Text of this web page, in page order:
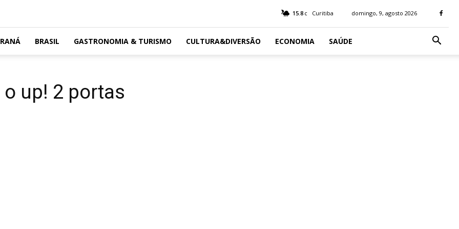
15.8 C Curitiba domingo, 9, agosto 2026
BRASIL GASTRONOMIA & TURISMO CULTURA&DIVERSÃO ECONOMIA SAÚDE
up! 2 portas